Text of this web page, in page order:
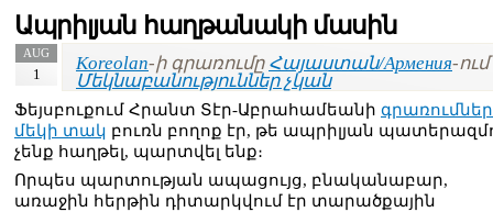
Ապրիլյան հաղթանակի մասին
AUG
1
Koreolan-ի գրառումը Հայաստան/Армения-ում
Մեկնաբանություններ չկան
Ֆեյսբուքում Հրանտ Տէր-Աբրահամեանի
մեկի տակ բուռն բողոք էր, թե ապրիլյան
չենք հաղթել, պարտվել ենք։
Որպես պարտության ապացույց, բնականաբար,
առաջին հերթին դիտարկվում էր տարածքային